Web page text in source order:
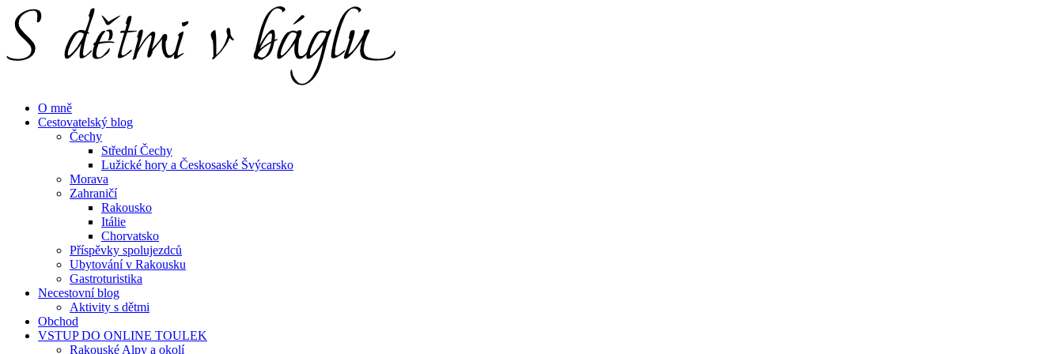
Menu
Menu
O mně
Cestovatelský blog
Čechy
Střední Čechy
Lužické hory a Českosaské Švýcarsko
Morava
Zahraničí
Rakousko
Itálie
Chorvatsko
Příspěvky spolujezdců
Ubytování v Rakousku
Gastroturistika
Necestovní blog
Aktivity s dětmi
Obchod
VSTUP DO ONLINE TOULEK
Rakouské Alpy a okolí